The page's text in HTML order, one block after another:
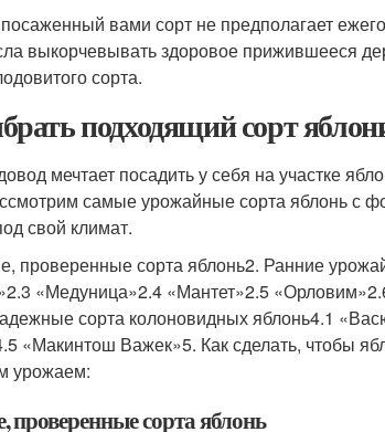
вами сорт не предполагает
выкорчевывать здоровое прижившееся
сорта.
подходящий сорт
мечтает посадить у себя на участке
самые урожайные сорта яблонь с
свой климат.
проверенные сорта яблонь2. Ранние
«Медуница»2.4 «Мантет»2.5
сорта колоновидных яблонь4.1
«Макинтош Важек»5. Как сделать, чтобы
урожаем:
проверенные сорта яблонь